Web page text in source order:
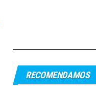
RECOMENDAMOS